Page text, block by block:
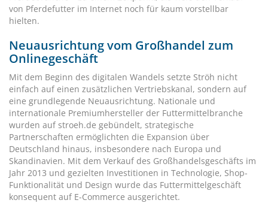
von Pferdefutter im Internet noch für kaum vorstellbar
hielten.
Neuausrichtung vom Großhandel zum
Onlinegeschäft
Mit dem Beginn des digitalen Wandels setzte Ströh nicht
einfach auf einen zusätzlichen Vertriebskanal, sondern auf
eine grundlegende Neuausrichtung. Nationale und
internationale Premiumhersteller der Futtermittelbranche
wurden auf stroeh.de gebündelt, strategische
Partnerschaften ermöglichten die Expansion über
Deutschland hinaus, insbesondere nach Europa und
Skandinavien. Mit dem Verkauf des Großhandelsgeschäfts im
Jahr 2013 und gezielten Investitionen in Technologie, Shop-
Funktionalität und Design wurde das Futtermittelgeschäft
konsequent auf E-Commerce ausgerichtet.